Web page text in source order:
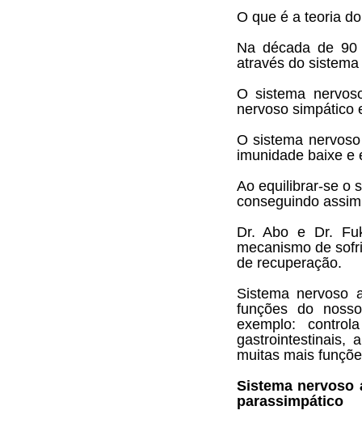
O que é a teoria
Na década de
através do
O sistema
nervoso simpático
O sistema
imunidade baixe e
Ao equilibrar-se o
conseguindo
Dr. Abo e Dr.
mecanismo de
de recuperação.
Sistema nervoso
funções do
exemplo:
gastrointestinais,
muitas mais
Sistema
parassimpático